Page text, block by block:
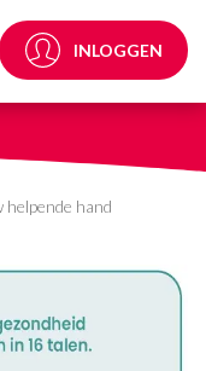
INLOGGEN
helpende hand